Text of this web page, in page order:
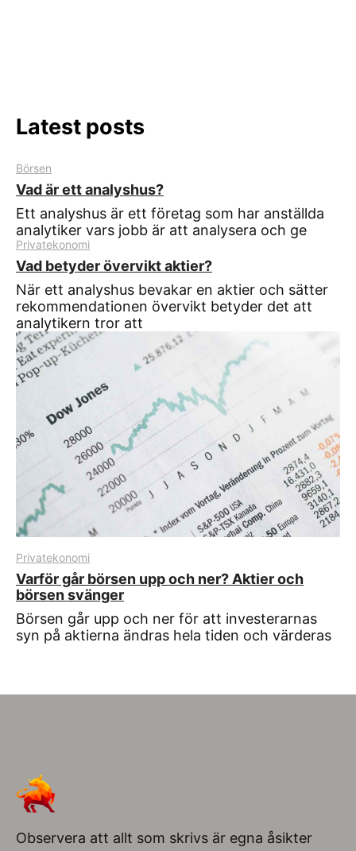
Latest posts
Börsen
Vad är ett analyshus?
Ett analyshus är ett företag som har anställda
analytiker vars jobb är att analysera och ge
Privatekonomi
Vad betyder övervikt aktier?
När ett analyshus bevakar en aktier och sätter
rekommendationen övervikt betyder det att
analytikern tror att
Privatekonomi
Varför går börsen upp och ner? Aktier och
börsen svänger
Börsen går upp och ner för att investerarnas
syn på aktierna ändras hela tiden och värderas
Observera att allt som skrivs är egna åsikter